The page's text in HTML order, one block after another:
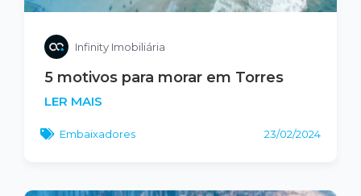
Infinity Imobiliária
5 motivos para morar em Torres
LER MAIS
Embaixadores 23/02/2024